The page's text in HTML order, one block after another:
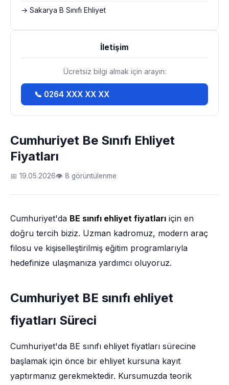
Cumhuriyet Be Sınıfı Ehliyet
Fiyatları
📅 19.05.2026👁 8 görüntülenme
Cumhuriyet'da BE sınıfı ehliyet fiyatları için en
doğru tercih biziz. Uzman kadromuz, modern araç
filosu ve kişiselleştirilmiş eğitim programlarıyla
hedefinize ulaşmanıza yardımcı oluyoruz.
Cumhuriyet BE sınıfı ehliyet
fiyatları Süreci
Cumhuriyet'da BE sınıfı ehliyet fiyatları sürecine
başlamak için önce bir ehliyet kursuna kayıt
yaptırmanız gerekmektedir. Kursumuzda teorik
→ Sakarya B Sınıfı Ehliyet
İletişim
Ücretsiz bilgi almak için arayın:
📞 0264 XXX XX XX